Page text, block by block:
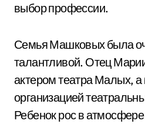
выбор профессии.
Семья Машковых была
талантливой. Отец
актером театра Малых,
организацией
Ребенок рос в